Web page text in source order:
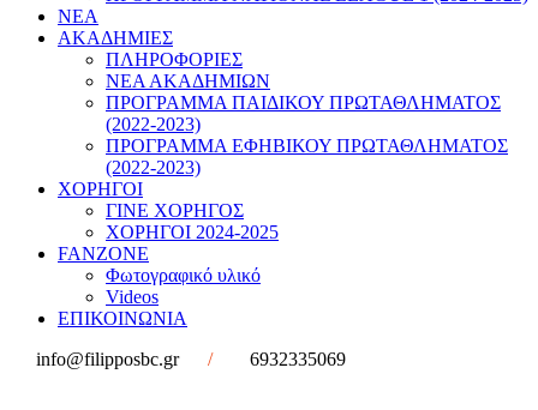
ΝΕΑ
ΑΚΑΔΗΜΙΕΣ
ΠΛΗΡΟΦΟΡΙΕΣ
ΝΕΑ ΑΚΑΔΗΜΙΩΝ
ΠΡΟΓΡΑΜΜΑ ΠΑΙΔΙΚΟΥ ΠΡΩΤΑΘΛΗΜΑΤΟΣ
(2022-2023)
ΠΡΟΓΡΑΜΜΑ ΕΦΗΒΙΚΟΥ ΠΡΩΤΑΘΛΗΜΑΤΟΣ
(2022-2023)
ΧΟΡΗΓΟΙ
ΓΙΝΕ ΧΟΡΗΓΟΣ
ΧΟΡΗΓΟΙ 2024-2025
FANZONE
Φωτογραφικό υλικό
Videos
ΕΠΙΚΟΙΝΩΝΙΑ
info@filipposbc.gr
/ 6932335069